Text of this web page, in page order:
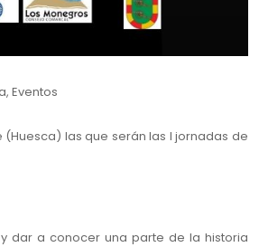
, Eventos
(Huesca) las que serán las I jornadas de
dar a conocer una parte de la historia